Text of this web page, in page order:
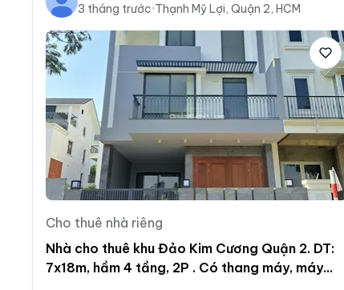
3 tháng trước·Thạnh Mỹ Lợi, Quận 2, HCM
Cho thuê nhà riêng
Nhà cho thuê khu Đảo Kim Cương Quận 2. DT:
7x18m, hầm 4 tầng, 2P . Có thang máy, máy